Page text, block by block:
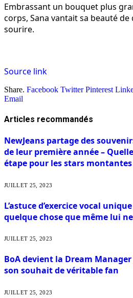
Embrassant un bouquet plus
corps, Sana vantait sa beauté de
sourire.
Source link
Share. Facebook Twitter Pinterest
Email
Articles recommandés
NewJeans partage des
de leur première année –
étape pour les stars montantes
JUILLET 25, 2023
L’astuce d’exercice vocal
quelque chose que même lui
JUILLET 25, 2023
BoA devient la Dream
son souhait de véritable fan
JUILLET 25, 2023